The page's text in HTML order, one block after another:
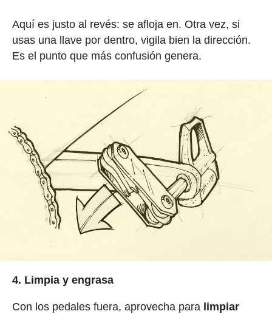
Aquí es justo al revés: se afloja en. Otra vez, si
usas una llave por dentro, vigila bien la dirección.
Es el punto que más confusión genera.
4. Limpia y engrasa
Con los pedales fuera, aprovecha paralimpiar